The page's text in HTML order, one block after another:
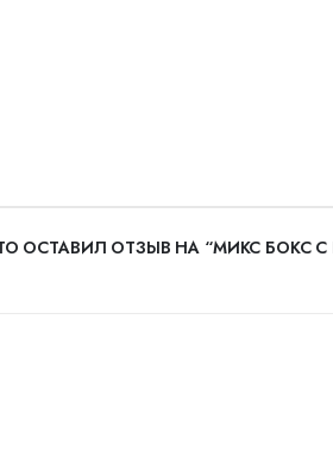
ОСТАВИЛ ОТЗЫВ НА “МИКС БОКС С